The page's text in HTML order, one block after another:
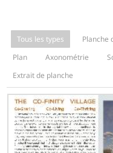
Tous les types Planche
Plan
Axonométrie
Extrait de planche